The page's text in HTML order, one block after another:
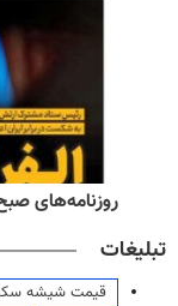
روزنامه‌های صبح یکشنبه
تبلیغات
قیمت شیشه